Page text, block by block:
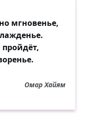
мгновенье,
Омар Хайям